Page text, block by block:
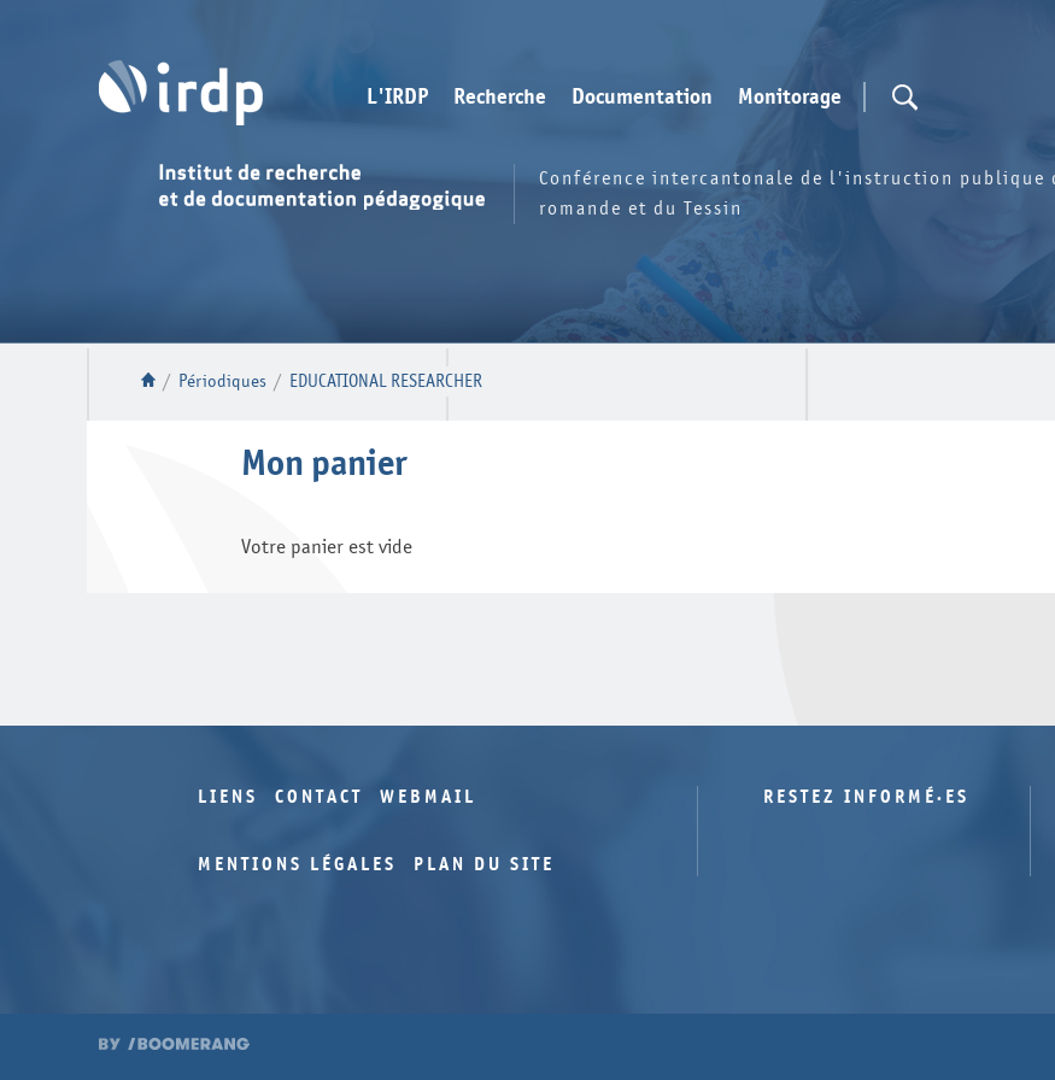
L'IRDP Recherche Documentation Monitorage
Conférence intercantonale de l'instruction publique
romande et du Tessin
/ Périodiques / EDUCATIONAL RESEARCHER
Mon panier
Votre panier est vide
LIENS CONTACT WEBMAIL
MENTIONS LÉGALES PLAN DU SITE
RESTEZ INFORMÉ·ES